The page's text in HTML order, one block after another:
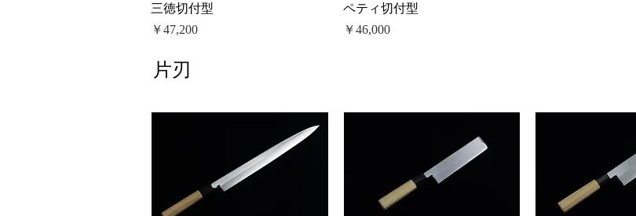
三徳切付型
価格
￥47,200
ペティ切付型
価格
￥46,000
片刃